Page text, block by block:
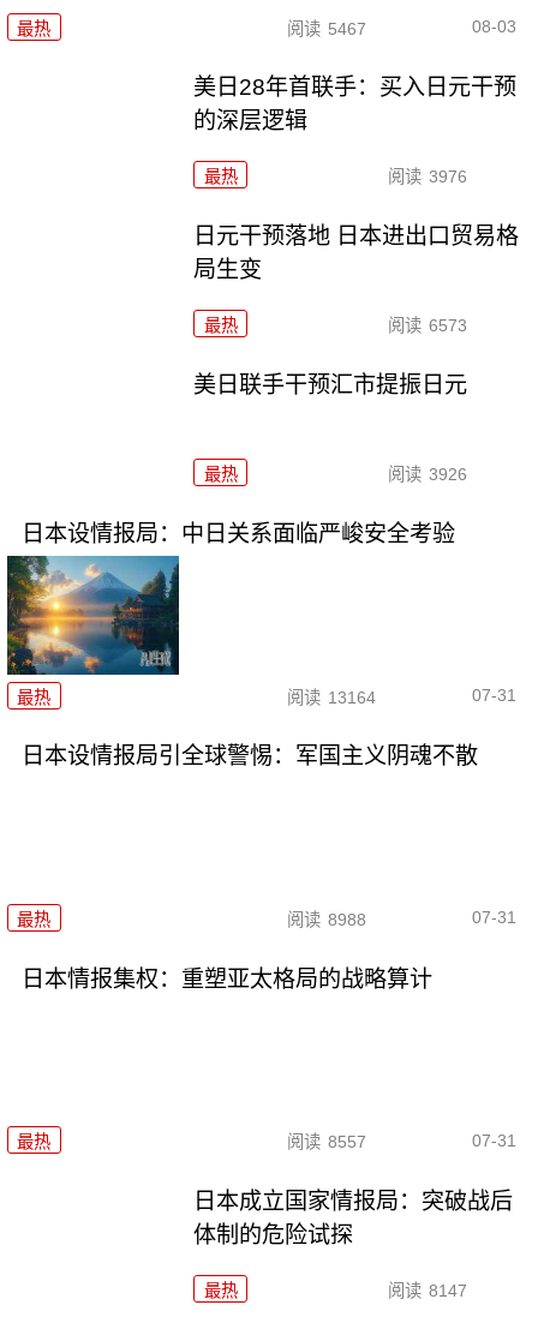
最热 阅读 5467 08-03
美日28年首联手：买入日元干预
的深层逻辑
最热 阅读 3976
日元干预落地 日本进出口贸易格
局生变
最热 阅读 6573
美日联手干预汇市提振日元
最热 阅读 3926
日本设情报局：中日关系面临严峻安全考验
最热 阅读 13164 07-31
日本设情报局引全球警惕：军国主义阴魂不散
最热 阅读 8988 07-31
日本情报集权：重塑亚太格局的战略算计
最热 阅读 8557 07-31
日本成立国家情报局：突破战后
体制的危险试探
最热 阅读 8147